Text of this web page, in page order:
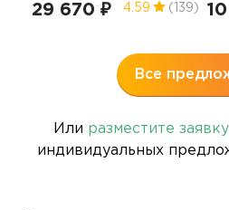
29 670 ₽ 4.59 (139)
Все
Или разместите заявку
индивидуальных